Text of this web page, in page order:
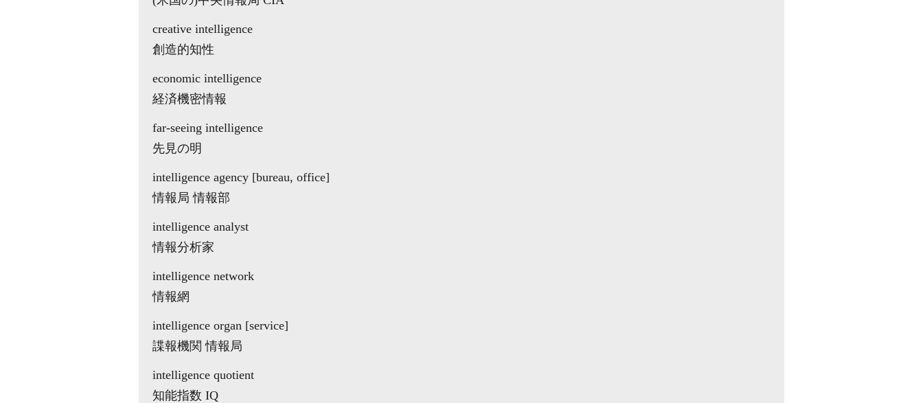
creative intelligence
創造的知性
economic intelligence
経済機密情報
far-seeing intelligence
先見の明
intelligence agency [bureau, office]
情報局 情報部
intelligence analyst
情報分析家
intelligence network
情報網
intelligence organ [service]
諜報機関 情報局
intelligence quotient
知能指数 IQ